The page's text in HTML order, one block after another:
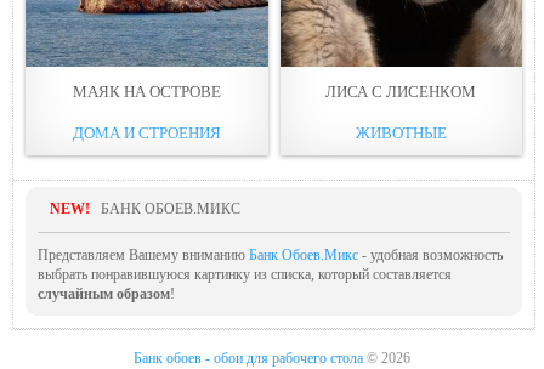
МАЯК НА ОСТРОВЕ
ДОМА И СТРОЕНИЯ
ЛИСА С ЛИСЕНКОМ
ЖИВОТНЫЕ
NEW! БАНК ОБОЕВ.МИКС
Представляем Вашему вниманию Банк Обоев.Микс - удобная возможность
выбрать понравившуюся картинку из списка, который составляется
случайным образом!
Банк обоев - обои для рабочего стола © 2026